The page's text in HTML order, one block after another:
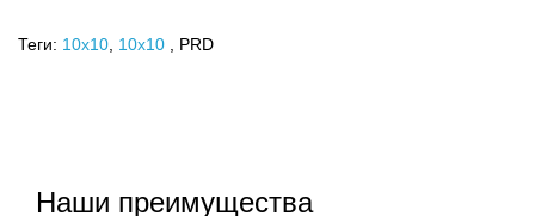
Теги: 10x10 10х10 , PRD
Наши преимущества